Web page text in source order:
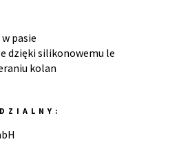
pasie
dzięki silikonowemu le
kolan